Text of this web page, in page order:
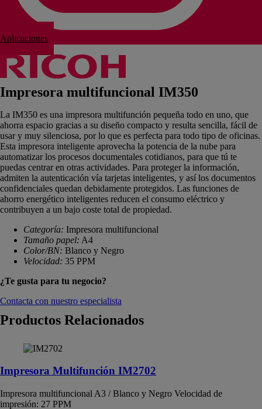
Aplicaciones
Impresora multifuncional IM350
La IM350 es una impresora multifunción pequeña todo en uno, que
ahorra espacio gracias a su diseño compacto y resulta sencilla, fácil de
usar y muy silenciosa, por lo que es perfecta para todo tipo de oficinas.
Esta impresora inteligente aprovecha la potencia de la nube para
automatizar los procesos documentales cotidianos, para que tú te
puedas centrar en otras actividades. Para proteger la información,
admiten la autenticación vía tarjetas inteligentes, y así los documentos
confidenciales quedan debidamente protegidos. Las funciones de
ahorro energético inteligentes reducen el consumo eléctrico y
contribuyen a un bajo coste total de propiedad.
Categoría: Impresora multifuncional
Tamaño papel: A4
Color/BN: Blanco y Negro
Velocidad: 35 PPM
¿Te gusta para tu negocio?
Contacta con nuestro especialista
Productos Relacionados
Impresora Multifunción IM2702
Impresora multifuncional A3 / Blanco y Negro Velocidad de
impresión: 27 PPM